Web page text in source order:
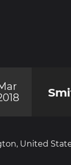
United